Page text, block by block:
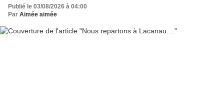
Publié le 03/08/2026 à 04:00
Par Aimée aimée